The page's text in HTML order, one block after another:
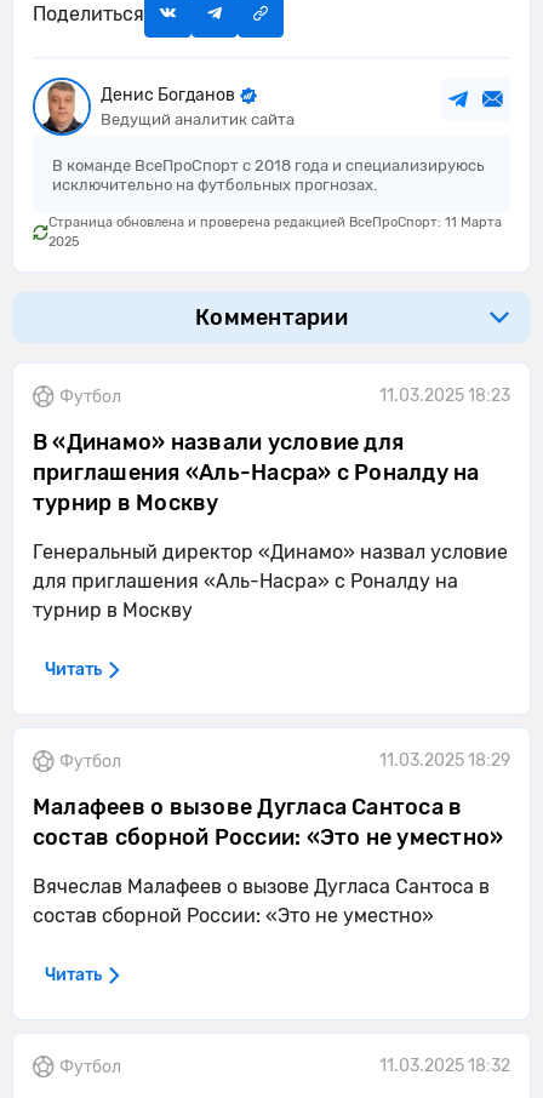
Поделиться
Денис Богданов
Ведущий аналитик сайта
В команде ВсеПроСпорт с 2018 года и специализируюсь
исключительно на футбольных прогнозах.
Страница обновлена и проверена редакцией ВсеПроСпорт: 11 Марта
2025
Комментарии
Футбол 11.03.2025 18:23
В «Динамо» назвали условие для
приглашения «Аль-Насра» с Роналду на
турнир в Москву
Генеральный директор «Динамо» назвал условие
для приглашения «Аль-Насра» с Роналду на
турнир в Москву
Читать
Футбол 11.03.2025 18:29
Малафеев о вызове Дугласа Сантоса в
состав сборной России: «Это не уместно»
Вячеслав Малафеев о вызове Дугласа Сантоса в
состав сборной России: «Это не уместно»
Читать
Футбол 11.03.2025 18:32